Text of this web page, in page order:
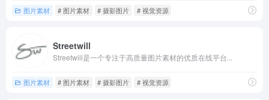
图片素材 # 图片素材 # 摄影图片 # 视觉资源
Streetwill
Streetwill是一个专注于高质量图片素材的优质在线平台...
图片素材 # 图片素材 # 摄影图片 # 视觉资源